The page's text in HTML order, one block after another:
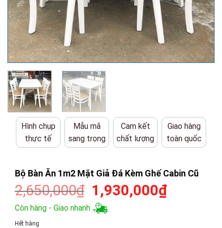
Hình chụp
thực tế
Mẫu mã
sang trọng
Cam kết
chất lượng
Giao hàng
toàn quốc
Bộ Bàn Ăn 1m2 Mặt Giả Đá Kèm Ghế Cabin Cũ
2,650,000₫ Giá
gốc
là:
1,930,000₫Giá
Còn hàng - Giao nhanh
Hết hàng